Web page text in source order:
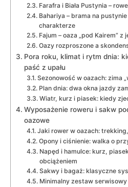
Farafra i Biała Pustynia –
Bahariya – brama na
charakterze
Fajum – oaza „pod Kairem” z
Oazy rozproszone a
Pora roku, klimat i rytm dnia:
paść z upału
Sezonowość w oazach: zima
Plan dnia: dwa okna jazdy
Wiatr, kurz i piasek: kiedy
Wyposażenie roweru i sakw
oazowe
Jaki rower w oazach:
Opony i ciśnienie: walka o
Napęd i hamulce: kurz,
obciążeniem
Sakwy i bagaż: klasyczne
Minimalny zestaw